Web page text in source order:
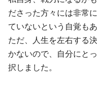
ださった方々には非常
ていないという自覚もあ
ただ、人生を左右する
かないので、自分にと
択しました。